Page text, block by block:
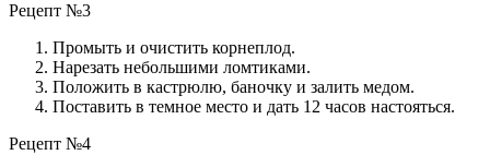
Рецепт №3
Промыть и очистить корнеплод.
Нарезать небольшими ломтиками.
Положить в кастрюлю, баночку и залить медом.
Поставить в темное место и дать 12 часов настояться.
Рецепт №4